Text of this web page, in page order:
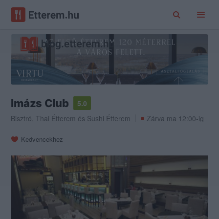
Imázs Club
5.0
Bisztró,Thai Étterem és Sushi Étterem Zárva ma 12:00-ig
Kedvencekhez